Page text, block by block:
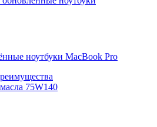
ноутбуки MacBook Pro